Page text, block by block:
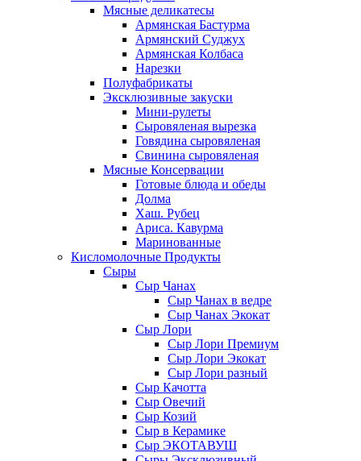
Мясные деликатесы
Армянская Бастурма
Армянский Суджух
Армянская Колбаса
Нарезки
Полуфабрикаты
Эксклюзивные закуски
Мини-рулеты
Сыровяленая вырезка
Говядина сыровяленая
Свинина сыровяленая
Мясные Консервации
Готовые блюда и обеды
Долма
Хаш. Рубец
Ариса. Кавурма
Маринованные
Кисломолочные Продукты
Сыры
Сыр Чанах
Сыр Чанах в ведре
Сыр Чанах Экокат
Сыр Лори
Сыр Лори Премиум
Сыр Лори Экокат
Сыр Лори разный
Сыр Качотта
Сыр Овечий
Сыр Козий
Сыр в Керамике
Сыр ЭКОТАВУШ